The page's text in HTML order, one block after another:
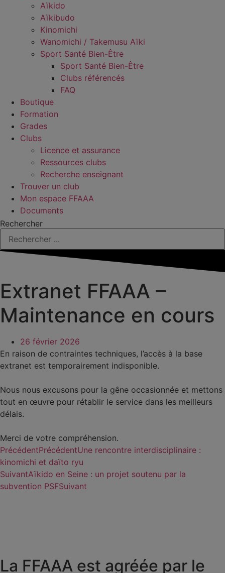
Aïkido
Aïkibudo
Kinomichi
Wanomichi / Takemusu Aïki
Sport Santé Bien-Être
Sport Santé Bien-Être
Clubs référencés
FAQ
Boutique
Formation
Grades
Clubs
Licence et assurance
Ressources clubs
Recherche enseignant
Trouver un club
Mon espace FFAAA
Documents
Rechercher
Extranet FFAAA –
Maintenance en cours
26 février 2026
En raison de contraintes techniques, l’accès à la base
extranet est temporairement indisponible.
Nous nous excusons pour la gêne occasionnée et mettons
tout en œuvre pour rétablir le service dans les meilleurs
délais.
Merci de votre compréhension.
PrécédentPrécédentUne rencontre interdisciplinaire :
kinomichi et daïto ryu
SuivantAïkido en Seine : un projet soutenu par la
subvention PSFSuivant
La FFAAA est agréée par le